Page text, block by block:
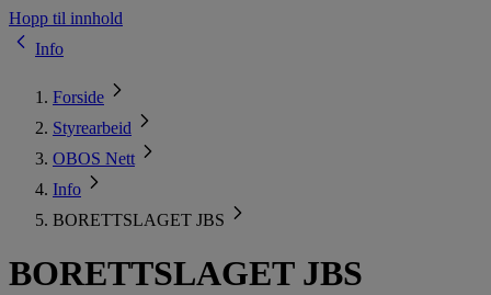
Hopp til innhold
Info
Forside
Styrearbeid
OBOS Nett
Info
BORETTSLAGET JBS
BORETTSLAGET JBS